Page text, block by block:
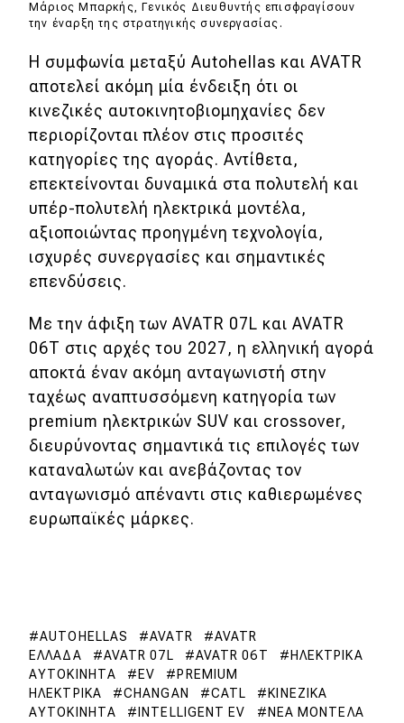
Μάριος Μπαρκής, Γενικός Διευθυντής επισφραγίσουν
την έναρξη της στρατηγικής συνεργασίας.
Η συμφωνία μεταξύ Autohellas και AVATR
αποτελεί ακόμη μία ένδειξη ότι οι
κινεζικές αυτοκινητοβιομηχανίες δεν
περιορίζονται πλέον στις προσιτές
κατηγορίες της αγοράς. Αντίθετα,
επεκτείνονται δυναμικά στα πολυτελή και
υπέρ-πολυτελή ηλεκτρικά μοντέλα,
αξιοποιώντας προηγμένη τεχνολογία,
ισχυρές συνεργασίες και σημαντικές
επενδύσεις.
Με την άφιξη των AVATR 07L και AVATR
06T στις αρχές του 2027, η ελληνική αγορά
αποκτά έναν ακόμη ανταγωνιστή στην
ταχέως αναπτυσσόμενη κατηγορία των
premium ηλεκτρικών SUV και crossover,
διευρύνοντας σημαντικά τις επιλογές των
καταναλωτών και ανεβάζοντας τον
ανταγωνισμό απέναντι στις καθιερωμένες
ευρωπαϊκές μάρκες.
AUTOHELLAS AVATR
AVATR
ΕΛΛΆΔΑ
AVATR 07L AVATR 06T
HΛΕΚΤΡΙΚΆ
ΑΥΤΟΚΊΝΗΤΑ
EV
PREMIUM
ΗΛΕΚΤΡΙΚΆ
CHANGAN CATL
KΙΝΕΖΙΚΆ
ΑΥΤΟΚΊΝΗΤΑ
ΙNTELLIGENT EV
NΈΑ ΜΟΝΤΈΛΑ